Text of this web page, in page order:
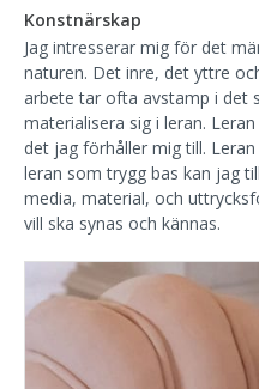
Konstnärskap
Jag intresserar mig för det
naturen. Det inre, det yttre
arbete tar ofta avstamp i det
materialisera sig i leran.
det jag förhåller mig till.
leran som trygg bas kan jag
media, material, och
vill ska synas och kännas.